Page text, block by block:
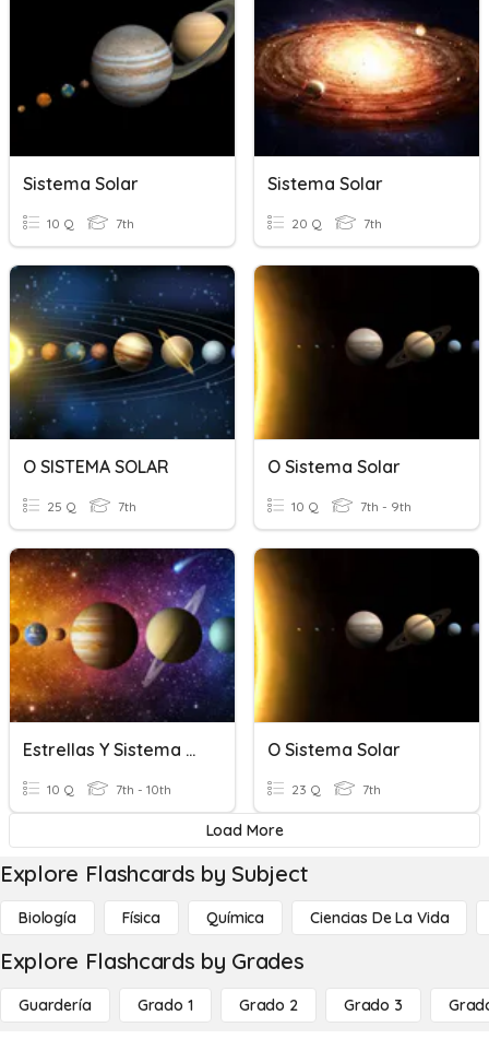
Sistema Solar
10 Q 7th
Sistema Solar
20 Q 7th
O SISTEMA SOLAR
25 Q 7th
O Sistema Solar
10 Q 7th - 9th
Estrellas Y Sistema Solar
10 Q 7th - 10th
O Sistema Solar
23 Q 7th
Load More
Explore Flashcards by Subject
Biología Física Química Ciencias De La Vida
Explore Flashcards by Grades
Guardería Grado 1 Grado 2 Grado 3